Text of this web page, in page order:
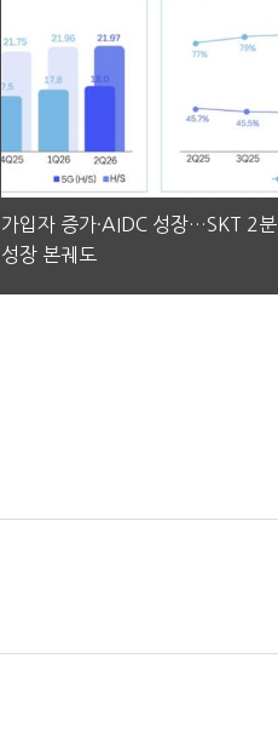
가입자 증가·AIDC 성장…SKT 2
성장 본궤도